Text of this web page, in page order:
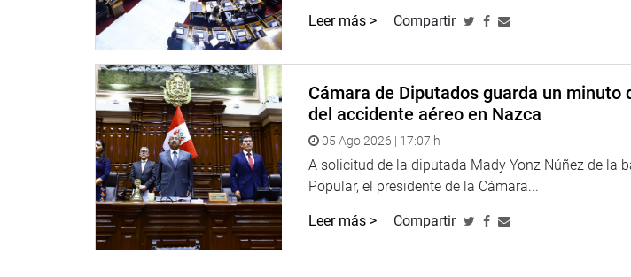
Luego intervino la congresista Alejandra Aramayo a nombre de la bancada de Fuerza
Congreso de la República no claudicará y hará respetar la Constitución y el mandato
han dado a los congresistas que representan a las diversas fuerzas políticas.
PRENSA CONGRESO
Leer más > Compartir
Cámara de Diputados guarda un
del accidente aéreo en Nazca
05 Ago 2026 | 17:07 h
A solicitud de la diputada Mady Yonz Núñez de la
Popular, el presidente de la Cámara...
Leer más > Compartir